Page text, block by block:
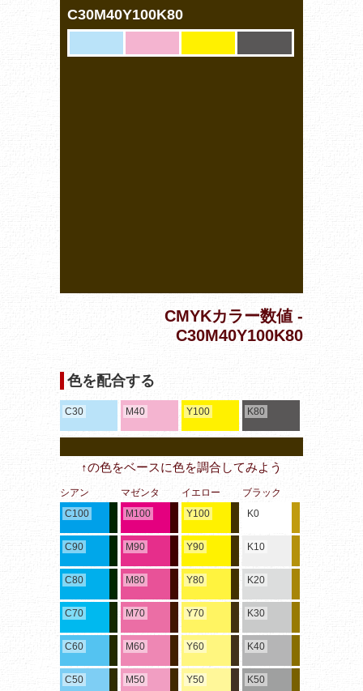
C30M40Y100K80
CMYKカラー数値 -
C30M40Y100K80
色を配合する
C30 M40 Y100 K80
↑の色をベースに色を調合してみよう
シアン
C100
C90
C80
C70
C60
C50
マゼンタ
M100
M90
M80
M70
M60
M50
イエロー
Y100
Y90
Y80
Y70
Y60
Y50
ブラック
K0
K10
K20
K30
K40
K50